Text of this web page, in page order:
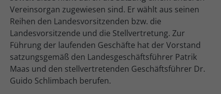
Vereinsorgan zugewiesen sind. Er wählt aus seinen
Reihen den Landesvorsitzenden bzw. die
Landesvorsitzende und die Stellvertretung. Zur
Führung der laufenden Geschäfte hat der Vorstand
satzungsgemäß den Landesgeschäftsführer Patrik
Maas und den stellvertretenden Geschäftsführer Dr.
Guido Schlimbach berufen.